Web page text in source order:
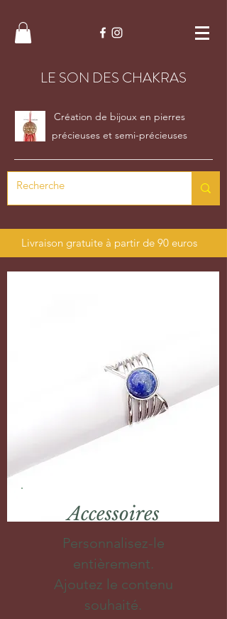
LE SON DES CHAKRAS
Création de bijoux en pierres
précieuses et semi-précieuses
Livraison gratuite à partir de 90 euros
Accessoires
Personnalisez-le
entièrement.
Ajoutez le contenu
souhaité.